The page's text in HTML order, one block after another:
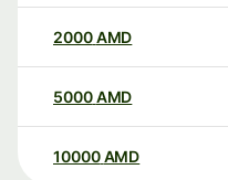
2000AMD
5000AMD
10000 AMD